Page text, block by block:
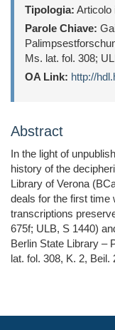
Tipologia: Articolo
Parole Chiave:
Ms. lat. fol. 308;
OA Link: http://
Abstract
In the light of
history of the
Library of Verona
deals for the first time
transcriptions
675f; ULB, S 1440)
Berlin State Library –
lat. fol. 308, K. 2, Beil.